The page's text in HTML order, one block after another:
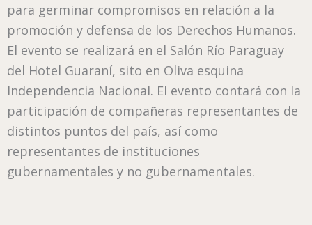
para germinar compromisos en relación a la
promoción y defensa de los Derechos Humanos.
El evento se realizará en el Salón Río Paraguay
del Hotel Guaraní, sito en Oliva esquina
Independencia Nacional. El evento contará con la
participación de compañeras representantes de
distintos puntos del país, así como
representantes de instituciones
gubernamentales y no gubernamentales.